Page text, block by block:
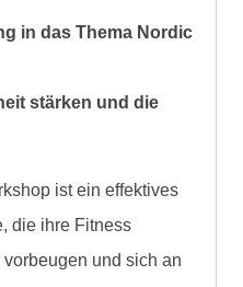
in das Thema Nordic
stärken und die
ist ein effektives
die ihre Fitness
und sich an